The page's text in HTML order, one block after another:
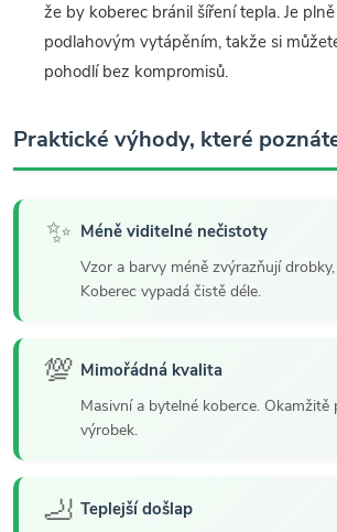
že by koberec bránil šíření tepla. Je
podlahovým vytápěním, takže si
pohodlí bez kompromisů.
Praktické výhody, které
✨ Méně viditelné nečistoty
Vzor a barvy méně zvýrazňují
Koberec vypadá čistě déle.
💯 Mimořádná kvalita
Masivní a bytelné koberce. Okamžitě
výrobek.
🦶 Teplejší došlap